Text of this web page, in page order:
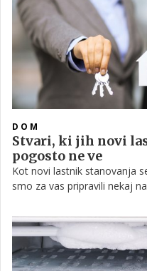
zato poglejmo, kako bi v
pomivalni stroj.
DOM
Stvari, ki jih novi
pogosto ne ve
Kot novi lastnik stanovanja
smo za vas pripravili nekaj